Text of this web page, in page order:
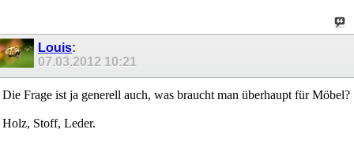
Louis:
07.03.2012 10:21
Die Frage ist ja generell auch, was braucht man überhaupt für Möbel?
Holz, Stoff, Leder.